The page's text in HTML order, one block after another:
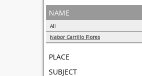
name
All
Nabor Carrillo Flores
place
subject